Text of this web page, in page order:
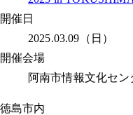
開催日
2025.03.09（日）
開催会場
阿南市情報文化セ
徳島市内